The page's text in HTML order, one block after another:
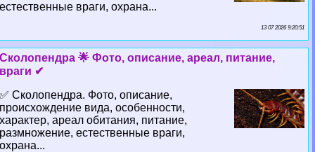
естественные враги, охрана...
13 07 2026 9:20:51
Сколопендра 🌟 Фото, описание, ареал, питание,
враги ✔
✅ Сколопендра. Фото, описание,
происхождение вида, особенности,
хаpaктер, ареал обитания, питание,
размножение, естественные враги,
охрана...